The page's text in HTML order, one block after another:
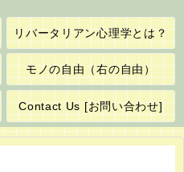
リバータリアン心理学とは？
モノの自由（右の自由）
Contact Us [お問い合わせ]